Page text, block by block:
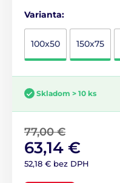
Varianta:
100x50 150x75
Skladom > 10 ks
77,00 €
63,14 €
52,18 € bez DPH